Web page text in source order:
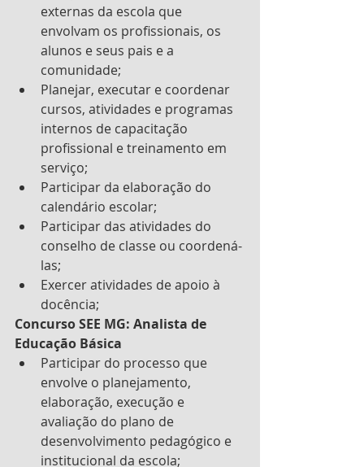
externas da escola que
envolvam os profissionais, os
alunos e seus pais e a
comunidade;
Planejar, executar e coordenar
cursos, atividades e programas
internos de capacitação
profissional e treinamento em
serviço;
Participar da elaboração do
calendário escolar;
Participar das atividades do
conselho de classe ou coordená-
las;
Exercer atividades de apoio à
docência;
Concurso SEE MG: Analista de
Educação Básica
Participar do processo que
envolve o planejamento,
elaboração, execução e
avaliação do plano de
desenvolvimento pedagógico e
institucional da escola;